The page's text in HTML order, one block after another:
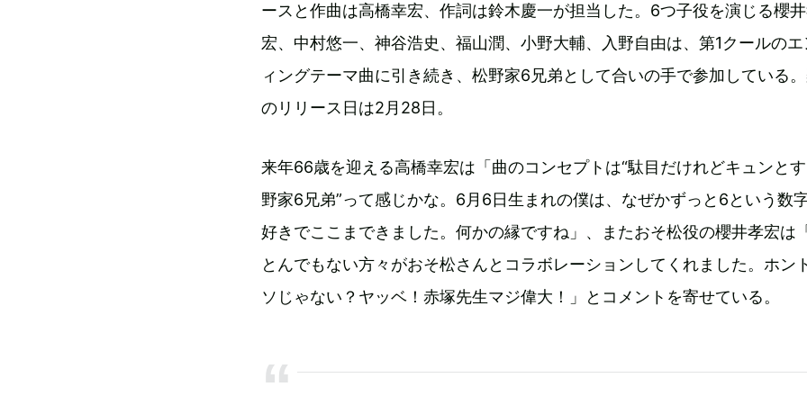
ースと作曲は高橋幸宏、作詞は鈴木慶一が担当した。6つ子役を演じる櫻
宏、中村悠一、神谷浩史、福山潤、小野大輔、入野自由は、第1クールの
ィングテーマ曲に引き続き、松野家6兄弟として合いの手で参加している
のリリース日は2月28日。
来年66歳を迎える高橋幸宏は「曲のコンセプトは“駄目だけれどキュンと
野家6兄弟”って感じかな。6月6日生まれの僕は、なぜかずっと6という数
好きでここまできました。何かの縁ですね」、またおそ松役の櫻井孝宏は
とんでもない方々がおそ松さんとコラボレーションしてくれました。ホン
ソじゃない？ヤッベ！赤塚先生マジ偉大！」とコメントを寄せている。